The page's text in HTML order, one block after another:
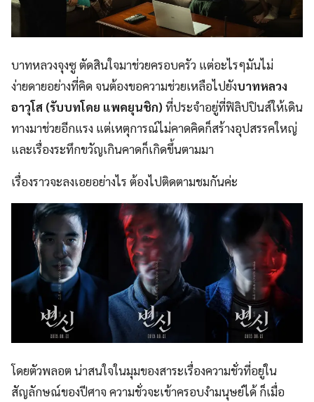
บาทหลวงจุงซู ตัดสินใจมาช่วยครอบครัว แต่อะไรๆมันไม่
ง่ายดายอย่างที่คิด จนต้องขอความช่วยเหลือไปยังบาทหลวง
อาวุโส (รับบทโดย แพคยุนชิก)ที่ประจำอยู่ที่ฟิลิปปินส์ให้เดิน
ทางมาช่วยอีกแรง แต่เหตุการณ์ไม่คาดคิดก็สร้างอุปสรรคใหญ่
และเรื่องระทึกขวัญเกินคาดก็เกิดขึ้นตามมา
เรื่องราวจะลงเอยอย่างไร ต้องไปติดตามชมกันค่ะ
โดยตัวพลอต น่าสนใจในมุมของสาระเรื่องความชั่วที่อยู่ใน
สัญลักษณ์ของปีศาจ ความชั่วจะเข้าครอบงำมนุษย์ได้ ก็เมื่อ